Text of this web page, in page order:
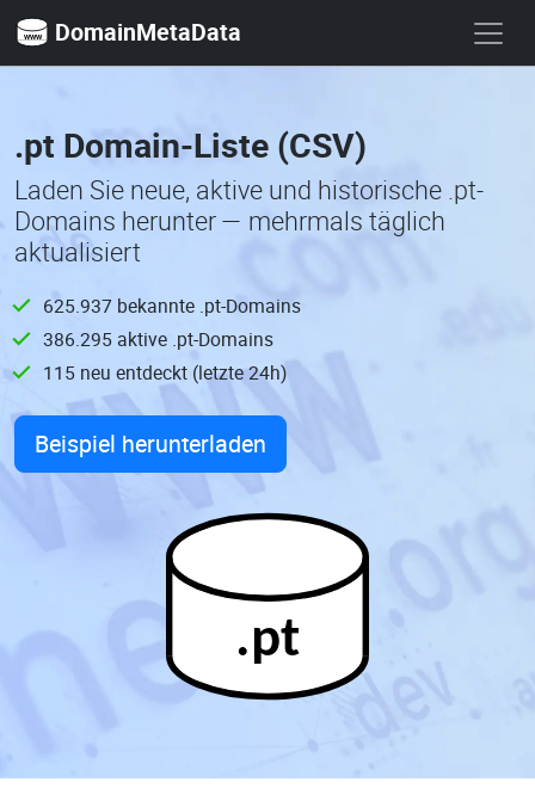
DomainMetaData
.pt Domain-Liste (CSV)
Laden Sie neue, aktive und historische .pt-
Domains herunter — mehrmals täglich
aktualisiert
625.937 bekannte .pt-Domains
386.295 aktive .pt-Domains
115 neu entdeckt (letzte 24h)
Beispiel herunterladen
.pt